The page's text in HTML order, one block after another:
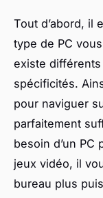
Tout d’abord, il
type de PC
existe
spécificités.
pour naviguer
parfaitement
besoin d’un
jeux vidéo, il
bureau plus